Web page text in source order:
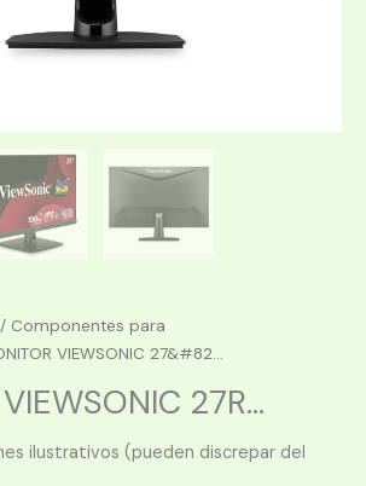
/ Componentes para
VIEWSONIC 27&#82...
27R...
ilustrativos (pueden discrepar del